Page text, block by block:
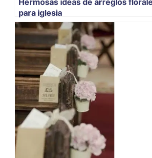
Hermosas ideas de arreglos
para iglesia